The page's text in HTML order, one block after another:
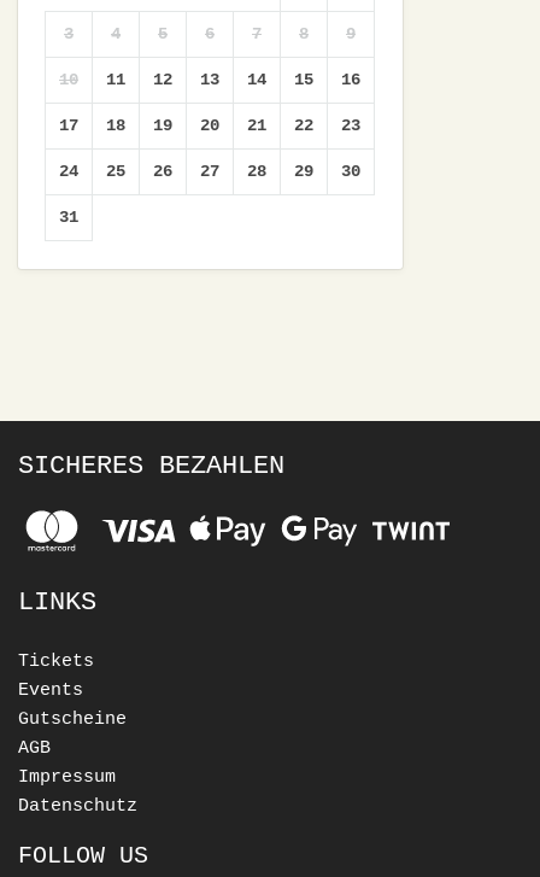
3 4 5 6 7 8 9
10 11 12 13 14 15 16
17 18 19 20 21 22 23
24 25 26 27 28 29 30
31
SICHERES BEZAHLEN
LINKS
Tickets
Events
Gutscheine
AGB
Impressum
Datenschutz
FOLLOW US